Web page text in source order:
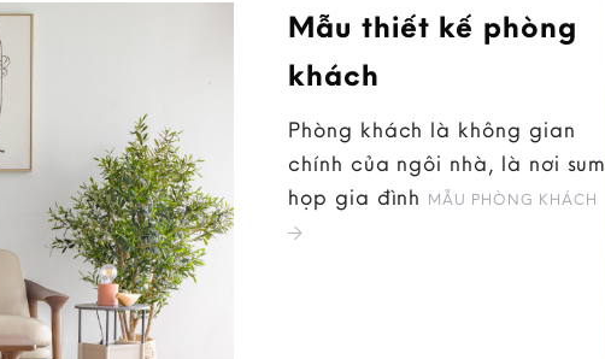
Mẫu thiết kế phòng
khách
Phòng khách là không gian
chính của ngôi nhà, là nơi sum
họp gia đình MẪU PHÒNG KHÁCH